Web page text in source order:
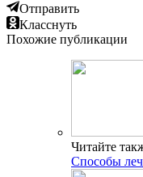
Отправить
Класснуть
Похожие публикации
Читайте
Способы